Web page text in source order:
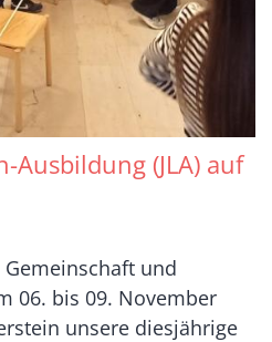
Ausbildung (JLA) auf
und
06. bis 09. November
unsere diesjährige